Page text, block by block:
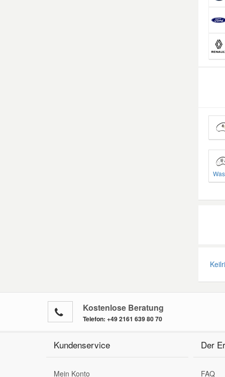
Kostenlose Beratung
Telefon: +49 2161 639 80 70
Kundenservice
Mein Konto
Der
FAQ